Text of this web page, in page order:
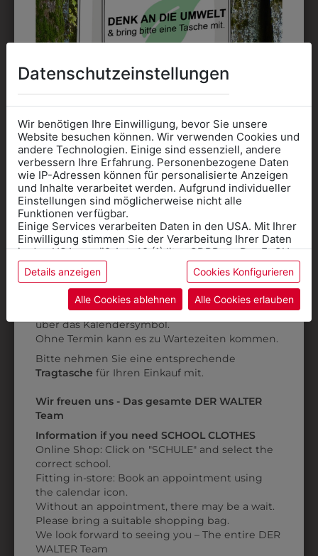
AUCH GEFALLEN
REGENJACKE
UNGEFÜTTERT
€ 17,90
SOFTSHELLJACKE
ORANGE
ZULETZT ANGESEHEN
Datenschutzeinstellungen
Wir benötigen Ihre Einwilligung, bevor Sie unsere
Website besuchen können. Wir verwenden Cookies und
andere Technologien. Einige sind essenziell, andere
verbessern Ihre Erfahrung. Personenbezogene Daten
wie IP-Adressen können für personalisierte Anzeigen
und Inhalte verarbeitet werden. Aufgrund individueller
Einstellungen sind möglicherweise nicht alle
Funktionen verfügbar.
Einige Services verarbeiten Daten in den USA. Mit Ihrer
Einwilligung stimmen Sie der Verarbeitung Ihrer Daten
in den USA gemäß Art. 49 (1) lit. a GDPR zu. Der EuGH
stuft die USA als Land mit unzureichendem Datenschutz
ein, und es besteht das Risiko, dass US-Behörden
Daten ohne Klagemöglichkeit für Europäer überwachen.
Datenschutzerklärungbzw. im
Details anzeigen Cookies Konfigurieren
Alle Cookies ablehnen Alle Cookies erlauben
Informationen wenn Sie
Kleidung
für die SCHULE
benötigen
Online Shop: Klick auf SCHULE in der
Kategorie und die richtige Schule auswählen.
AnprobeVorort im Geschäft: Termin buchen
über das Kalendersymbol.
Ohne Termin kann es zu Wartezeiten kommen.
Bitte nehmen Sie eine entsprechende
Tragtasche für Ihren Einkauf mit.
Wir freuen uns - Das gesamte DER WALTER
Team
Information if you need SCHOOL CLOTHES
Online Shop: Click on "SCHULE" and select the
correct school.
Fitting in-store: Book an appointment using
the calendar icon.
Without an appointment, there may be a wait.
Please bring a suitable shopping bag.
We look forward to seeing you – The entire DER
WALTER Team